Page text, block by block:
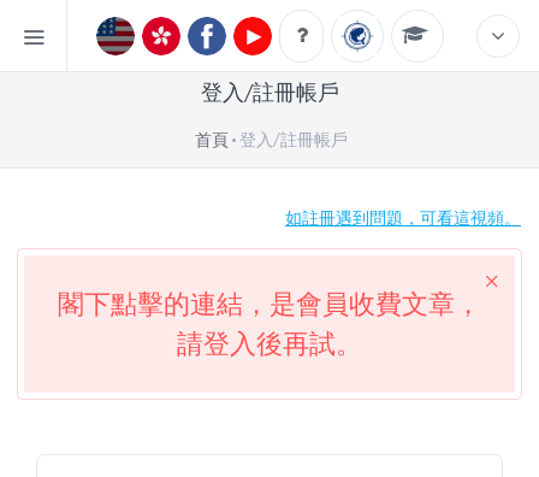
登入/註冊帳戶
首頁 登入/註冊帳戶
如註冊遇到問題，可看這視頻。
閣下點擊的連結，是會員收費文章，
請登入後再試。